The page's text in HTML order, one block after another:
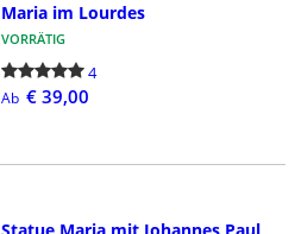
Maria im Lourdes
VORRÄTIG
4
Ab € 39,00